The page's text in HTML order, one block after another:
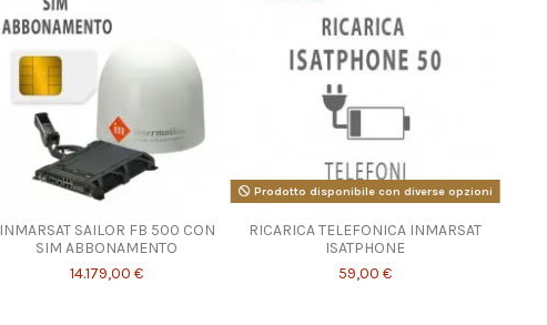
INMARSAT SAILOR FB 500 CON
SIM ABBONAMENTO
14.179,00 €
Prodotto disponibile con diverse opzioni
RICARICA TELEFONICA INMARSAT
ISATPHONE
59,00 €